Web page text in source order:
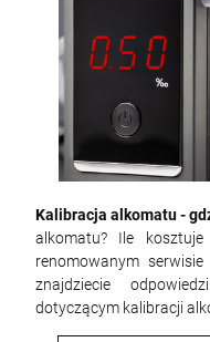
Kalibracja alkomatu -
alkomatu? Ile
renomowanym
znajdziecie
dotyczącym kalibracji